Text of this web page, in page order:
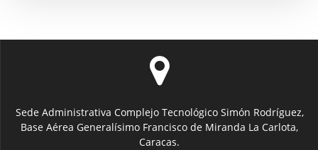
Sede Administrativa Complejo Tecnológico Simón Rodríguez,
Base Aérea Generalísimo Francisco de Miranda La Carlota,
Caracas.